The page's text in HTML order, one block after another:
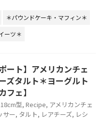
＊パウンドケーキ・マフィン＊
ーツ＊
ート】アメリカンチェ
ズタルト＊ヨーグルト
フェ】
18cm型, Recipe, アメリカンチェ
サー, タルト, レアチーズ, レシ